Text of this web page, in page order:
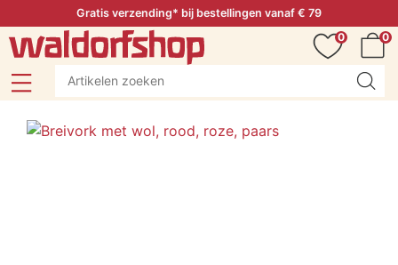
Gratis verzending* bij bestellingen vanaf € 79
0
0